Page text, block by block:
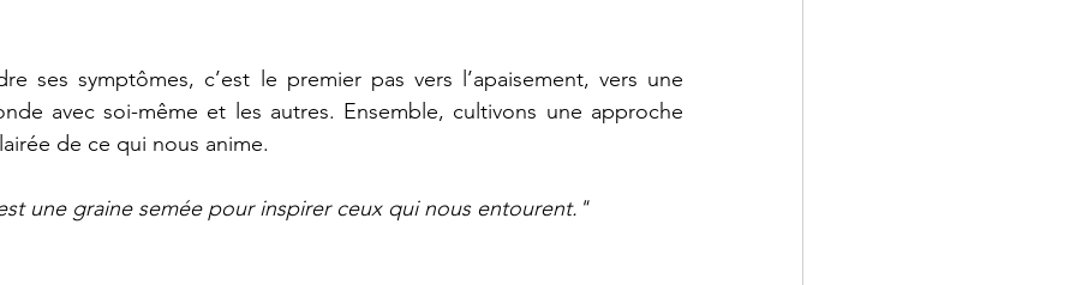
ses symptômes, c’est le premier pas vers l’apaisement, vers une
avec soi-même et les autres. Ensemble, cultivons une approche
de ce qui nous anime.
une graine semée pour inspirer ceux qui nous entourent."